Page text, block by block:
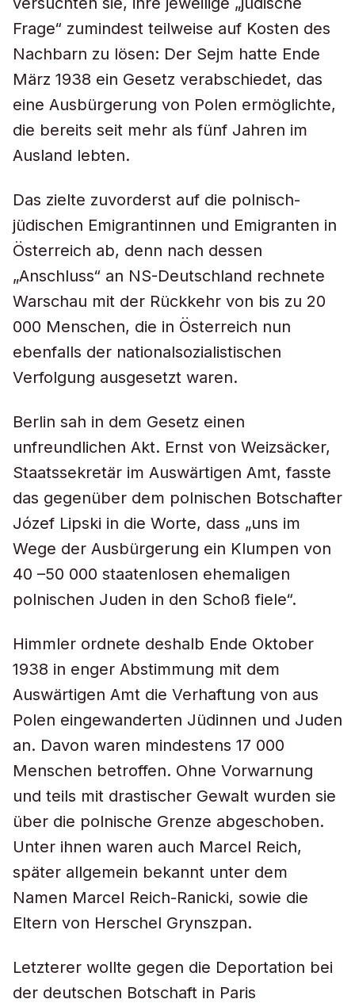
Frage“ zumindest teilweise auf Kosten des
Nachbarn zu lösen: Der Sejm hatte Ende
März 1938 ein Gesetz verabschiedet, das
eine Ausbürgerung von Polen ermöglichte,
die bereits seit mehr als fünf Jahren im
Ausland lebten.
Das zielte zuvorderst auf die polnisch-
jüdischen Emigrantinnen und Emigranten in
Österreich ab, denn nach dessen
„Anschluss“ an NS-Deutschland rechnete
Warschau mit der Rückkehr von bis zu 20
000 Menschen, die in Österreich nun
ebenfalls der nationalsozialistischen
Verfolgung ausgesetzt waren.
Berlin sah in dem Gesetz einen
unfreundlichen Akt. Ernst von Weizsäcker,
Staatssekretär im Auswärtigen Amt, fasste
das gegenüber dem polnischen Botschafter
Józef Lipski in die Worte, dass „uns im
Wege der Ausbürgerung ein Klumpen von
40 –50 000 staatenlosen ehemaligen
polnischen Juden in den Schoß fiele“.
Himmler ordnete deshalb Ende Oktober
1938 in enger Abstimmung mit dem
Auswärtigen Amt die Verhaftung von aus
Polen eingewanderten Jüdinnen und Juden
an. Davon waren mindestens 17 000
Menschen betroffen. Ohne Vorwarnung
und teils mit drastischer Gewalt wurden sie
über die polnische Grenze abgeschoben.
Unter ihnen waren auch Marcel Reich,
später allgemein bekannt unter dem
Namen Marcel Reich-Ranicki, sowie die
Eltern von Herschel Grynszpan.
Letzterer wollte gegen die Deportation bei
der deutschen Botschaft in Paris